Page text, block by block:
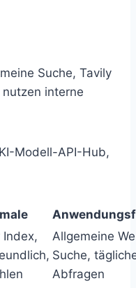
Suche, Tavily
interne
Modell-API-Hub,
Index,
Allgemeine
Suche,
Abfragen